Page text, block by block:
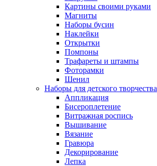
Картины своими руками
Магниты
Наборы бусин
Наклейки
Открытки
Помпоны
Трафареты и штампы
Фоторамки
Шенил
Наборы для детского творчества
Аппликация
Бисероплетение
Витражная роспись
Вышивание
Вязание
Гравюра
Декорирование
Лепка